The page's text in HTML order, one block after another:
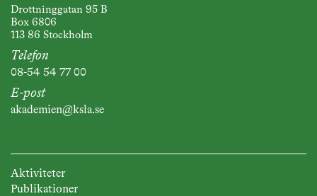
Drottninggatan 95 B
Box 6806
113 86 Stockholm
Telefon
08-54 54 77 00
E-post
akademien@ksla.se
Aktiviteter
Publikationer